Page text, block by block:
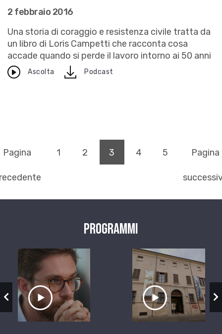
2 febbraio 2016
Una storia di coraggio e resistenza civile tratta da
un libro di Loris Campetti che racconta cosa
accade quando si perde il lavoro intorno ai 50 anni
Ascolta downloadPodcast
Pagina 1 2 3 (pagina corrente)
4 5 Pagina
Programmi
Ascolta il servizio Ascolta il